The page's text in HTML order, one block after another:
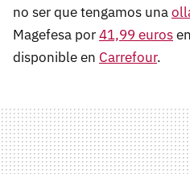
no ser que tengamos una
Magefesa por41,99 euros
disponible en Carrefour.